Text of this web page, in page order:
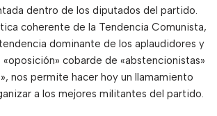
dentro de los diputados del partido.
coherente de la Tendencia Comunista,
dominante de los aplaudidores y
cobarde de «abstencionistas»
nos permite hacer hoy un llamamiento
a los mejores militantes del partido.